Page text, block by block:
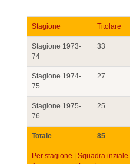
Stagione Titolare
Stagione 1973-
74
33
Stagione 1974-
75
27
Stagione 1975-
76
25
Totale 85
Per stagione Squadra inziale